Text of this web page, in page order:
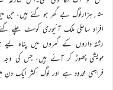
افراد ساحلی ملک آئیوری کوسٹ چلے
رشتہ داروں کے گھروں میں پناہ
مویشی چھوڑ کر آئے ہیں، جس کی
فراہمی محدود ہے اور لوگ اکثر ایک